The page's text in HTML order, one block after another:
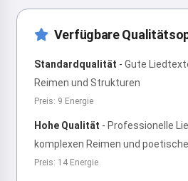
Verfügbare
Standardqualität - Gute
Reimen und Strukturen
Preis: 9 Energie
Hohe Qualität - Professionelle
komplexen Reimen und
Preis: 14 Energie